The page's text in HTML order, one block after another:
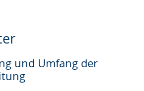
und Umfang der